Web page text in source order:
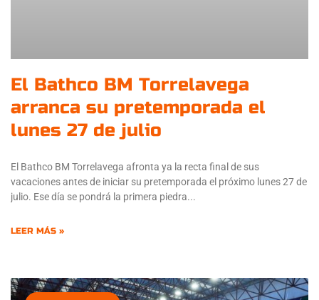
El Bathco BM Torrelavega
arranca su pretemporada el
lunes 27 de julio
El Bathco BM Torrelavega afronta ya la recta final de sus
vacaciones antes de iniciar su pretemporada el próximo lunes 27 de
julio. Ese día se pondrá la primera piedra
LEER MÁS »